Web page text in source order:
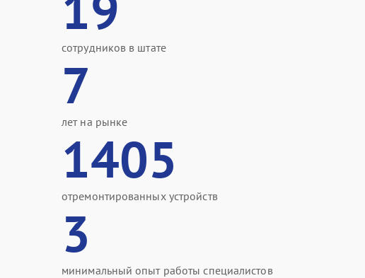
сотрудников в штате
7
лет на рынке
1405
отремонтированных устройств
3
минимальный опыт работы специалистов